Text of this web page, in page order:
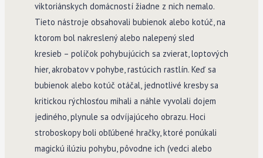
viktoriánskych domácností žiadne z nich nemalo.
Tieto nástroje obsahovali bubienok alebo kotúč, na
ktorom bol nakreslený alebo nalepený sled
kresieb – políčok pohybujúcich sa zvierat, loptových
hier, akrobatov v pohybe, rastúcich rastlín. Keď sa
bubienok alebo kotúč otáčal, jednotlivé kresby sa
kritickou rýchlosťou mihali a náhle vyvolali dojem
jediného, plynule sa odvíjajúceho obrazu. Hoci
stroboskopy boli obľúbené hračky, ktoré ponúkali
magickú ilúziu pohybu, pôvodne ich (vedci alebo